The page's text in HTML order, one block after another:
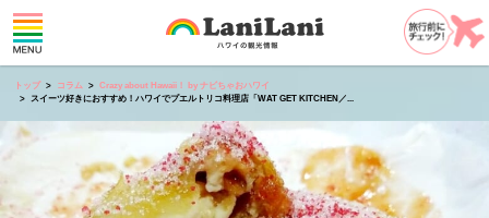
トップ コラム
Crazy about Hawaii！ by ナビちゃおハワイ
スイーツ好きにおすすめ！ハワイでプエルトリコ料理店「WAT GET KITCHEN／...